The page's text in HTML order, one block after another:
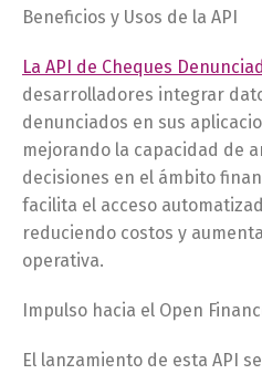
Beneficios y Usos de la API
La API de Cheques
desarrolladores integrar
denunciados en sus
mejorando la capacidad de
decisiones en el ámbito
facilita el acceso
reduciendo costos y
operativa.
Impulso hacia el Open
El lanzamiento de esta API